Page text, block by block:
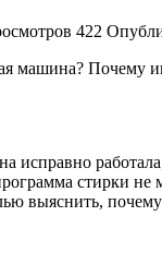
422
машина? Почему
исправно
стирки
выяснить,